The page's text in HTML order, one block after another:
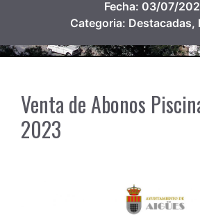
Fecha: 03/07/
Categoria: Destacadas,
Venta de Abonos
2023